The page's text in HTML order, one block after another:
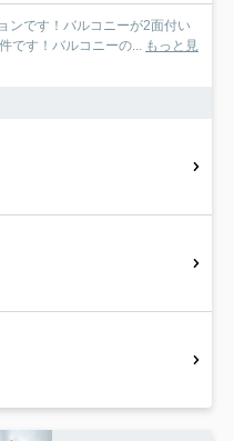
ンです！バルコニーが2面付い
です！バルコニーの... もっと見